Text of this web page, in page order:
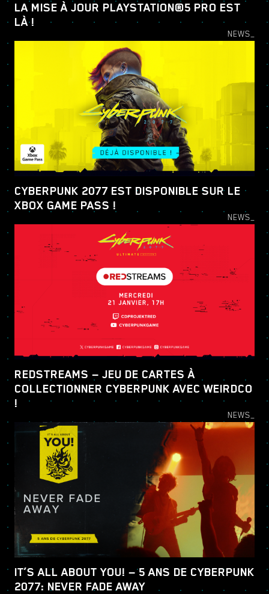
LA MISE À JOUR PLAYSTATION®5 PRO EST
LÀ !
NEWS_
CYBERPUNK 2077 EST DISPONIBLE SUR LE
XBOX GAME PASS !
NEWS_
REDSTREAMS — JEU DE CARTES À
COLLECTIONNER CYBERPUNK AVEC WEIRDCO
!
NEWS_
IT’S ALL ABOUT YOU! — 5 ANS DE CYBERPUNK
2077: NEVER FADE AWAY